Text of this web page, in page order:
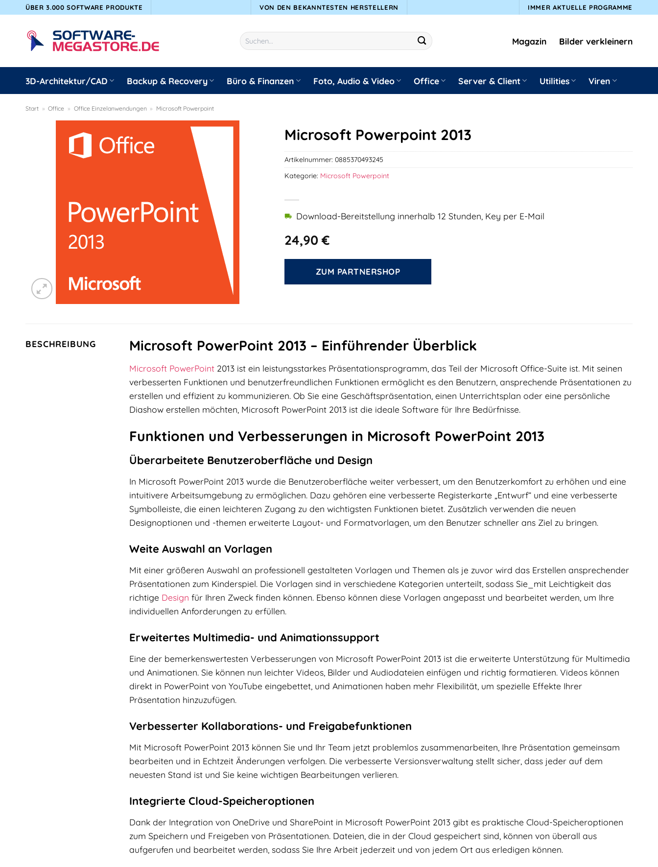
springen
ÜBER 3.000 SOFTWARE PRODUKTE VON DEN BEKANNTESTEN HERSTELLERN IMMER AKTUELLE PROGRAMME
Suchen
nach:
Magazin Bilder verkleinern
3D-Architektur/CAD Backup & Recovery Büro & Finanzen Foto, Audio & Video Office Server & Client Utilities Viren
Start » Office » Office Einzelanwendungen » Microsoft Powerpoint
Microsoft Powerpoint 2013
24,90€
Download-Bereitstellung innerhalb 12 Stunden, Key per E-Mail
ZUM PARTNERSHOP
Artikelnummer:0885370493245
Kategorie: Microsoft Powerpoint
BESCHREIBUNG Microsoft PowerPoint 2013 – Einführender Überblick
Microsoft PowerPoint2013 ist ein leistungsstarkes Präsentationsprogramm, das Teil der Microsoft Office-Suite ist. Mit seinen
verbesserten Funktionen und benutzerfreundlichen Funktionen ermöglicht es den Benutzern, ansprechende Präsentationen zu
erstellen und effizient zu kommunizieren. Ob Sie eine Geschäftspräsentation, einen Unterrichtsplan oder eine persönliche
Diashow erstellen möchten, Microsoft PowerPoint 2013 ist die ideale Software für Ihre Bedürfnisse.
Funktionen und Verbesserungen in Microsoft PowerPoint 2013
Überarbeitete Benutzeroberfläche und Design
In Microsoft PowerPoint 2013 wurde die Benutzeroberfläche weiter verbessert, um den Benutzerkomfort zu erhöhen und eine
intuitivere Arbeitsumgebung zu ermöglichen. Dazu gehören eine verbesserte Registerkarte „Entwurf“ und eine verbesserte
Symbolleiste, die einen leichteren Zugang zu den wichtigsten Funktionen bietet. Zusätzlich verwenden die neuen
Designoptionen und -themen erweiterte Layout- und Formatvorlagen, um den Benutzer schneller ans Ziel zu bringen.
Weite Auswahl an Vorlagen
Mit einer größeren Auswahl an professionell gestalteten Vorlagen und Themen als je zuvor wird das Erstellen ansprechender
Präsentationen zum Kinderspiel. Die Vorlagen sind in verschiedene Kategorien unterteilt, sodass Sie_mit Leichtigkeit das
richtige Design für Ihren Zweck finden können. Ebenso können diese Vorlagen angepasst und bearbeitet werden, um Ihre
individuellen Anforderungen zu erfüllen.
Erweitertes Multimedia- und Animationssupport
Eine der bemerkenswertesten Verbesserungen von Microsoft PowerPoint 2013 ist die erweiterte Unterstützung für Multimedia
und Animationen. Sie können nun leichter Videos, Bilder und Audiodateien einfügen und richtig formatieren. Videos können
direkt in PowerPoint von YouTube eingebettet, und Animationen haben mehr Flexibilität, um spezielle Effekte Ihrer
Präsentation hinzuzufügen.
Verbesserter Kollaborations- und Freigabefunktionen
Mit Microsoft PowerPoint 2013 können Sie und Ihr Team jetzt problemlos zusammenarbeiten, Ihre Präsentation gemeinsam
bearbeiten und in Echtzeit Änderungen verfolgen. Die verbesserte Versionsverwaltung stellt sicher, dass jeder auf dem
neuesten Stand ist und Sie keine wichtigen Bearbeitungen verlieren.
Integrierte Cloud-Speicheroptionen
Dank der Integration von OneDrive und SharePoint in Microsoft PowerPoint 2013 gibt es praktische Cloud-Speicheroptionen
zum Speichern und Freigeben von Präsentationen. Dateien, die in der Cloud gespeichert sind, können von überall aus
aufgerufen und bearbeitet werden, sodass Sie Ihre Arbeit jederzeit und von jedem Ort aus erledigen können.